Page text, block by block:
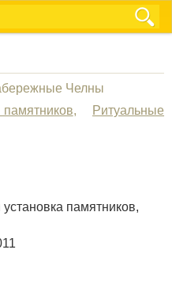
Челны
,
Ритуальные
памятников,